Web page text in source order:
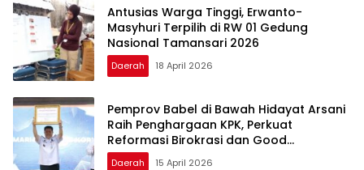
Antusias Warga Tinggi, Erwanto-
Masyhuri Terpilih di RW 01 Gedung
Nasional Tamansari 2026
Daerah 18 April 2026
Pemprov Babel di Bawah Hidayat Arsani
Raih Penghargaan KPK, Perkuat
Reformasi Birokrasi dan Good
Governance
Daerah 15 April 2026